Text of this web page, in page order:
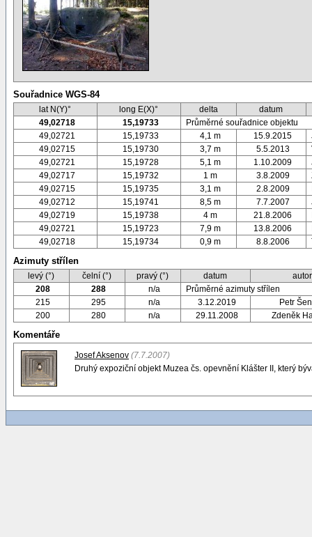
Souřadnice WGS-84
lat N(Y)° long E(X)° delta
datum
49,02718
15,19733
Průměrné souřadnice objektu
49,02721
15,19733 4,1 m 15.9.2015
49,02715
15,19730 3,7 m 5.5.2013
49,02721
15,19728 5,1 m 1.10.2009
49,02717
15,19732 1 m 3.8.2009
49,02715
15,19735 3,1 m 2.8.2009
49,02712
15,19741 8,5 m 7.7.2007
49,02719
15,19738 4 m 21.8.2006
49,02721
15,19723 7,9 m 13.8.2006
49,02718
15,19734 0,9 m 8.8.2006
Azimuty střílen
levý (°) čelní (°) pravý (°) datum
autor
208
288 n/a
Průměrné azimuty střílen
215
295 n/a 3.12.2019
Petr
200
280 n/a 29.11.2008 Zdeněk
Komentáře
Josef Aksenov (7.7.2007)
Druhý expoziční objekt Muzea čs. opevnění Klášter II, který